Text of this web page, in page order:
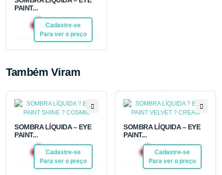
PAINT...
Cadastre-se
Para ver o preço
R$ 20,92Pix
Também Viram
SOMBRA LÍQUIDA – EYE
PAINT...
Cadastre-se
Para ver o preço
R$ 20,92Pix
SOMBRA LÍQUIDA – EYE
PAINT...
Cadastre-se
Para ver o preço
R$ 20,92Pix